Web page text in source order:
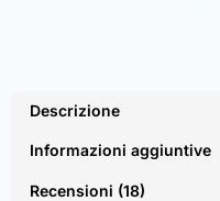
Descrizione
Informazioni aggiuntive
Recensioni (18)